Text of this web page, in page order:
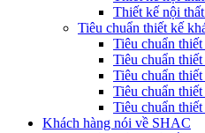
Thiết kế nội
Tiêu chuẩn thiết kế
Tiêu chuẩn
Tiêu chuẩn
Tiêu chuẩn
Tiêu chuẩn
Tiêu chuẩn
Khách hàng nói về SHAC